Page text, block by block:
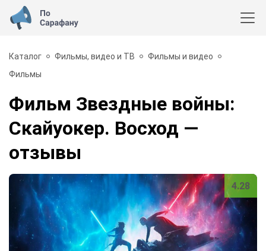
Каталог Фильмы, видео и ТВ
Фильмы и видео
Фильмы
Фильм Звездные войны:
Скайуокер. Восход —
отзывы
4.28